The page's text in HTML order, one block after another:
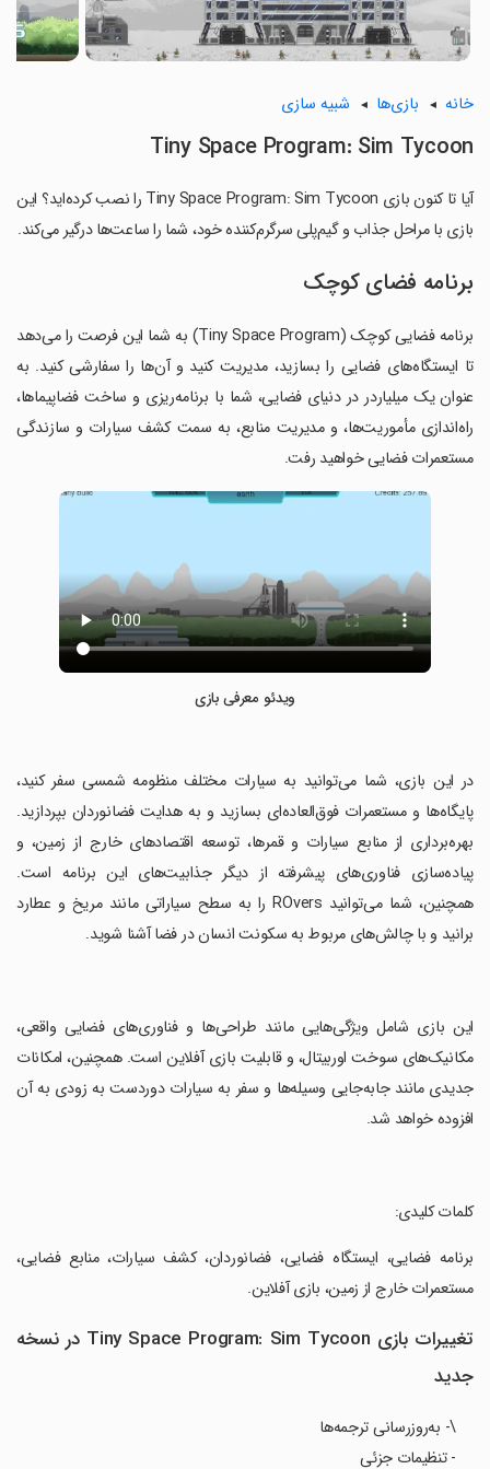
خانه بازی‌ها شبیه سازی
Tiny Space Program: Sim Tycoon
آیا تا کنون بازی Tiny Space Program: Sim Tycoon را نصب کرده‌اید؟ این
بازی با مراحل جذاب و گیم‌پلی سرگرم‌کننده خود، شما را ساعت‌ها درگیر می‌کند.
برنامه فضای کوچک
برنامه فضایی کوچک (Tiny Space Program) به شما این فرصت را می‌دهد
تا ایستگاه‌های فضایی را بسازید، مدیریت کنید و آن‌ها را سفارشی کنید. به
عنوان یک میلیاردر در دنیای فضایی، شما با برنامه‌ریزی و ساخت فضاپیماها،
راه‌اندازی مأموریت‌ها، و مدیریت منابع، به سمت کشف سیارات و سازندگی
مستعمرات فضایی خواهید رفت.
ویدئو معرفی بازی
‏در این بازی، شما می‌توانید به سیارات مختلف منظومه شمسی سفر کنید،
پایگاه‌ها و مستعمرات فوق‌العاده‌ای بسازید و به هدایت فضانوردان بپردازید.
بهره‌برداری از منابع سیارات و قمرها، توسعه اقتصادهای خارج از زمین، و
پیاده‌سازی فناوری‌های پیشرفته از دیگر جذابیت‌های این برنامه است.
همچنین، شما می‌توانید ROvers را به سطح سیاراتی مانند مریخ و عطارد
برانید و با چالش‌های مربوط به سکونت انسان در فضا آشنا شوید.
‏این بازی شامل ویژگی‌هایی مانند طراحی‌ها و فناوری‌های فضایی واقعی،
مکانیک‌های سوخت اوربیتال، و قابلیت بازی آفلاین است. همچنین، امکانات
جدیدی مانند جابه‌جایی وسیله‌ها و سفر به سیارات دوردست به زودی به آن
افزوده خواهد شد.
‏کلمات کلیدی:
‏برنامه فضایی، ایستگاه فضایی، فضانوردان، کشف سیارات، منابع فضایی،
مستعمرات خارج از زمین، بازی آفلاین.
تغییرات بازی Tiny Space Program: Sim Tycoon در نسخه
جدید
\- به‌روزرسانی ترجمه‌ها
- تنظیمات جزئی